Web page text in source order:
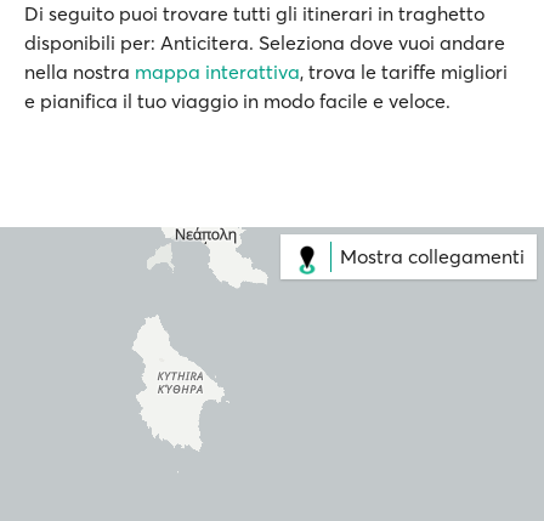
Di seguito puoi trovare tutti gli itinerari in traghetto
disponibili per: Anticitera. Seleziona dove vuoi andare
nella nostra mappa interattiva, trova le tariffe migliori
e pianifica il tuo viaggio in modo facile e veloce.
Mostra collegamenti